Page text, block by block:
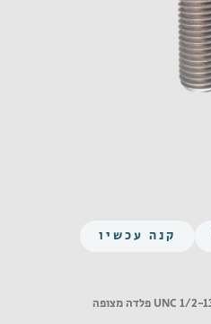
קנה עכשיו